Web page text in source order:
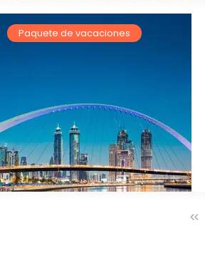
Paquete de vacaciones